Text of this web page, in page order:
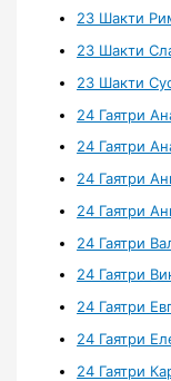
23 Шакти
23 Шакти
23 Шакти
24 Гаятри
24 Гаятри
24 Гаятри
24 Гаятри
24 Гаятри
24 Гаятри
24 Гаятри
24 Гаятри
24 Гаятри